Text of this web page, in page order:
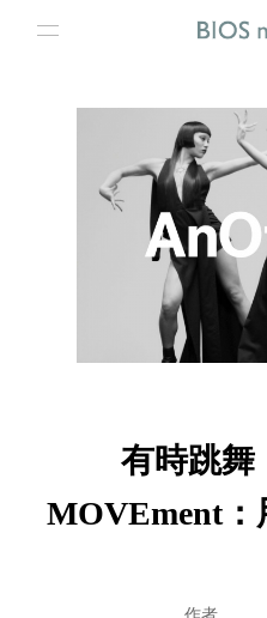
有時跳舞
MOVEment：